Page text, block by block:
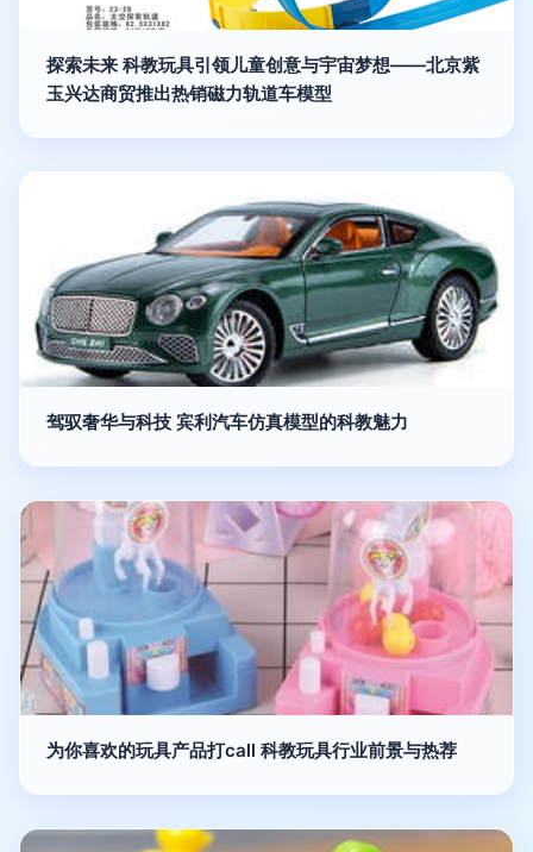
探索未来 科教玩具引领儿童创意与宇宙梦想——北京紫
玉兴达商贸推出热销磁力轨道车模型
驾驭奢华与科技 宾利汽车仿真模型的科教魅力
为你喜欢的玩具产品打call 科教玩具行业前景与热荐